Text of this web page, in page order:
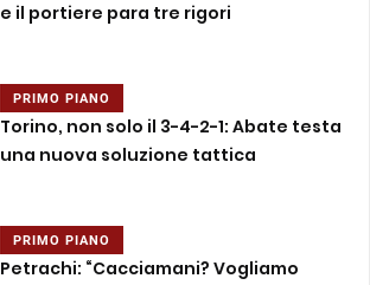
e il portiere para tre rigori
PRIMO PIANO
Torino, non solo il 3-4-2-1: Abate testa
una nuova soluzione tattica
PRIMO PIANO
Petrachi: “Cacciamani? Vogliamo